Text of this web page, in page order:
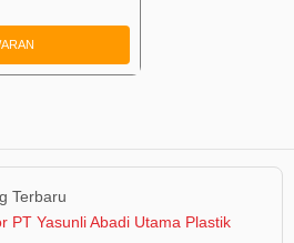
Terbaru
PT Yasunli Abadi Utama Plastik